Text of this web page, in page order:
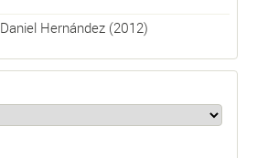
Daniel Hernández(2012)